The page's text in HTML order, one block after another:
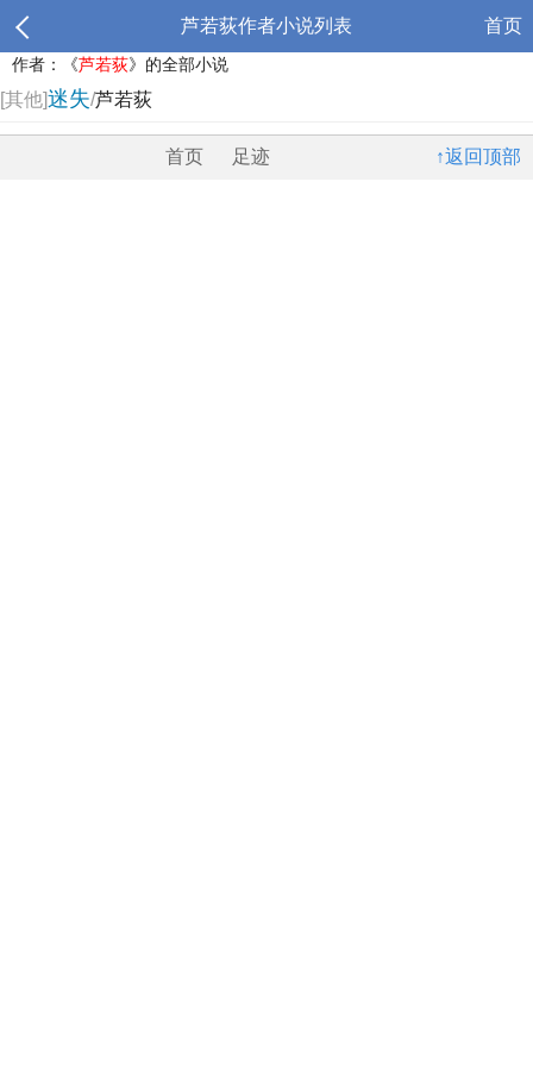
芦若荻作者小说列表 首页
作者：《芦若荻》的全部小说
[其他]迷失/芦若荻
↑返回顶部
首页 足迹